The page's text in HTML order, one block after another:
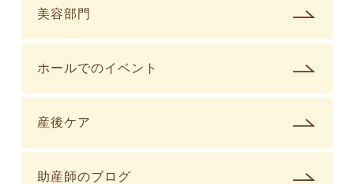
美容部門
ホールでのイベント
産後ケア
助産師のブログ